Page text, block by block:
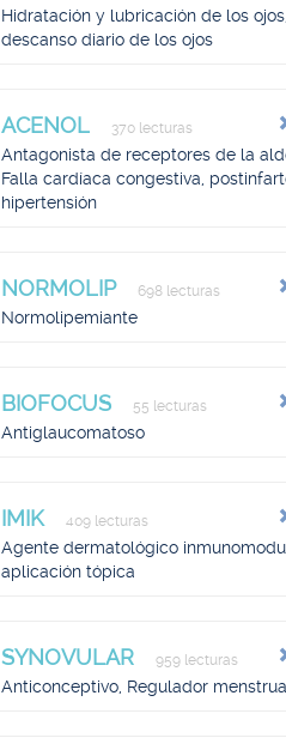
Hidratación y lubricación de los
descanso diario de los ojos
ACENOL 370 lecturas
Antagonista de receptores de la
Falla cardíaca congestiva,
hipertensión
NORMOLIP 698 lecturas
Normolipemiante
BIOFOCUS 55 lecturas
Antiglaucomatoso
IMIK 409 lecturas
Agente dermatológico
aplicación tópica
SYNOVULAR 959 lecturas
Anticonceptivo, Regulador